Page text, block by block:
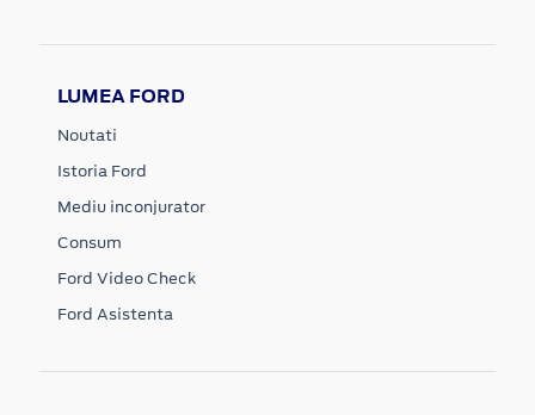
LUMEA FORD
Noutati
Istoria Ford
Mediu inconjurator
Consum
Ford Video Check
Ford Asistenta